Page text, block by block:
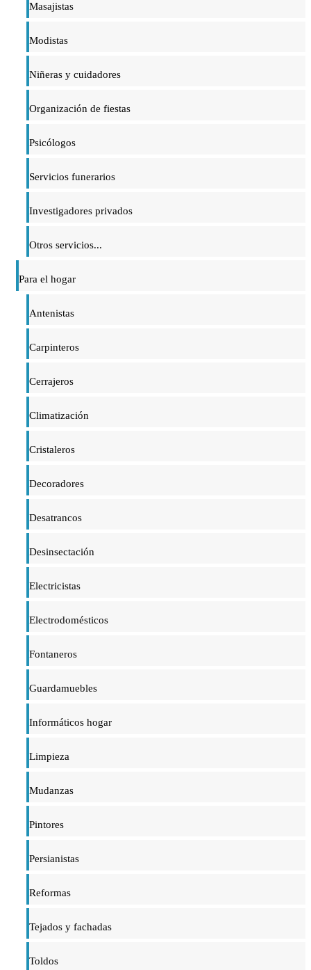
Masajistas
Modistas
Niñeras y cuidadores
Organización de fiestas
Psicólogos
Servicios funerarios
Investigadores privados
Otros servicios...
Para el hogar
Antenistas
Carpinteros
Cerrajeros
Climatización
Cristaleros
Decoradores
Desatrancos
Desinsectación
Electricistas
Electrodomésticos
Fontaneros
Guardamuebles
Informáticos hogar
Limpieza
Mudanzas
Pintores
Persianistas
Reformas
Tejados y fachadas
Toldos